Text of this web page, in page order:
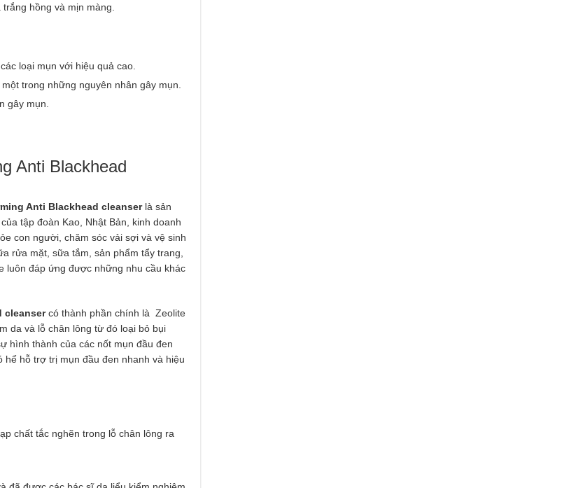
hồng và mịn màng.
loại mụn với hiệu quả cao.
trong những nguyên nhân gây mụn.
gây mụn.
Anti Blackhead
Anti Blackhead cleanserlà sản
tập đoàn Kao, Nhật Bản, kinh doanh
con người, chăm sóc vải sợi và vệ sinh
rửa mặt, sữa tắm, sản phẩm tẩy trang,
luôn đáp ứng được những nhu cầu khác
cleansercó thành phần chính là Zeolite
da và lỗ chân lông từ đó loại bỏ bụi
hình thành của các nốt mụn đầu đen
hể hỗ trợ trị mụn đầu đen nhanh và hiệu
chất tắc nghẽn trong lỗ chân lông ra